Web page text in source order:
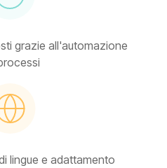
grazie all'automazione
lingue e adattamento